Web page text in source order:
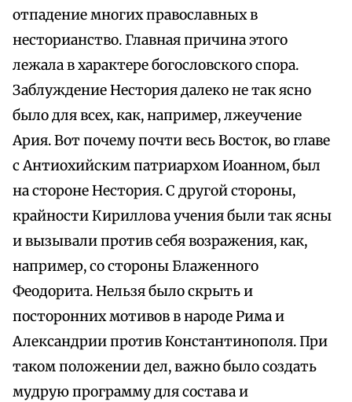
отпадение многих православных в
несторианство. Главная причина этого
лежала в характере богословского спора.
Заблуждение Нестория далеко не так ясно
было для всех, как, например, лжеучение
Ария. Вот почему почти весь Восток, во главе
с Антиохийским патриархом Иоанном, был
на стороне Нестория. С другой стороны,
крайности Кириллова учения были так ясны
и вызывали против себя возражения, как,
например, со стороны Блаженного
Феодорита. Нельзя было скрыть и
посторонних мотивов в народе Рима и
Александрии против Константинополя. При
таком положении дел, важно было создать
мудрую программу для состава и